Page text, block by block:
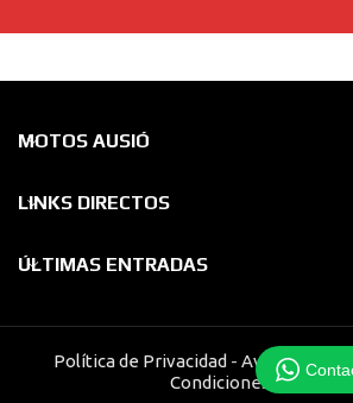
MOTOS AUSIÓ
LINKS DIRECTOS
ÚLTIMAS ENTRADAS
Política de Privacidad - Aviso Legal -
Condiciones de